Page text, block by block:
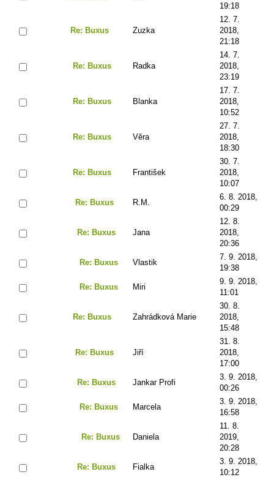
19:18
Re: Buxus Zuzka
12. 7.
2018,
21:18
Re: Buxus Radka
14. 7.
2018,
23:19
Re: Buxus Blanka
17. 7.
2018,
10:52
Re: Buxus Věra
27. 7.
2018,
18:30
Re: Buxus František
30. 7.
2018,
10:07
Re: Buxus R.M.
6. 8. 2018,
00:29
Re: Buxus Jana
12. 8.
2018,
20:36
Re: Buxus Vlastik
7. 9. 2018,
19:38
Re: Buxus Miri
9. 9. 2018,
11:01
Re: Buxus Zahrádková Marie
30. 8.
2018,
15:48
Re: Buxus Jiří
31. 8.
2018,
17:00
Re: Buxus Jankar Profi
3. 9. 2018,
00:26
Re: Buxus Marcela
3. 9. 2018,
16:58
Re: Buxus Daniela
11. 8.
2019,
20:28
Re: Buxus Fialka
3. 9. 2018,
10:12